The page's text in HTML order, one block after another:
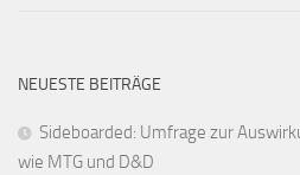
NEUESTE BEITRÄGE
Sideboarded: Umfrage zur
wie MTG und D&D